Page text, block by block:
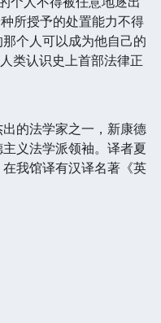
所授予的处置能力不得
个人可以成为他自己的
类认识史上首部法律正
的法学家之一，新康德
义法学派领袖。译者夏
我馆译有汉译名著《英